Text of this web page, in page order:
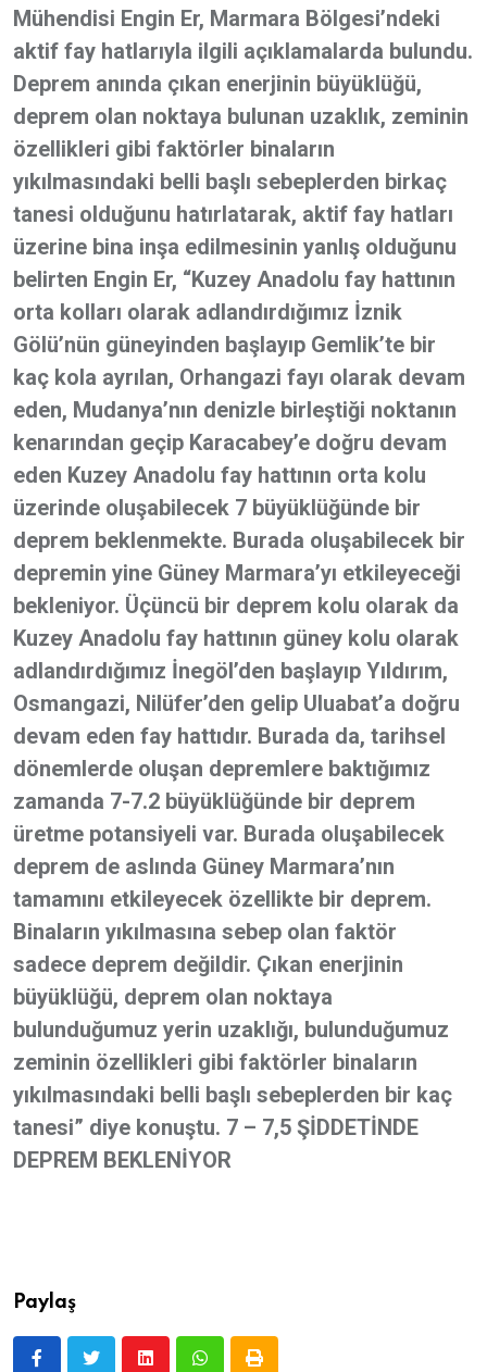
Mühendisi Engin Er, Marmara Bölgesi’ndeki
aktif fay hatlarıyla ilgili açıklamalarda bulundu.
Deprem anında çıkan enerjinin büyüklüğü,
deprem olan noktaya bulunan uzaklık, zeminin
özellikleri gibi faktörler binaların
yıkılmasındaki belli başlı sebeplerden birkaç
tanesi olduğunu hatırlatarak, aktif fay hatları
üzerine bina inşa edilmesinin yanlış olduğunu
belirten Engin Er, “Kuzey Anadolu fay hattının
orta kolları olarak adlandırdığımız İznik
Gölü’nün güneyinden başlayıp Gemlik’te bir
kaç kola ayrılan, Orhangazi fayı olarak devam
eden, Mudanya’nın denizle birleştiği noktanın
kenarından geçip Karacabey’e doğru devam
eden Kuzey Anadolu fay hattının orta kolu
üzerinde oluşabilecek 7 büyüklüğünde bir
deprem beklenmekte. Burada oluşabilecek bir
depremin yine Güney Marmara’yı etkileyeceği
bekleniyor. Üçüncü bir deprem kolu olarak da
Kuzey Anadolu fay hattının güney kolu olarak
adlandırdığımız İnegöl’den başlayıp Yıldırım,
Osmangazi, Nilüfer’den gelip Uluabat’a doğru
devam eden fay hattıdır. Burada da, tarihsel
dönemlerde oluşan depremlere baktığımız
zamanda 7-7.2 büyüklüğünde bir deprem
üretme potansiyeli var. Burada oluşabilecek
deprem de aslında Güney Marmara’nın
tamamını etkileyecek özellikte bir deprem.
Binaların yıkılmasına sebep olan faktör
sadece deprem değildir. Çıkan enerjinin
büyüklüğü, deprem olan noktaya
bulunduğumuz yerin uzaklığı, bulunduğumuz
zeminin özellikleri gibi faktörler binaların
yıkılmasındaki belli başlı sebeplerden bir kaç
tanesi” diye konuştu. 7 – 7,5 ŞİDDETİNDE
DEPREM BEKLENİYOR
Paylaş